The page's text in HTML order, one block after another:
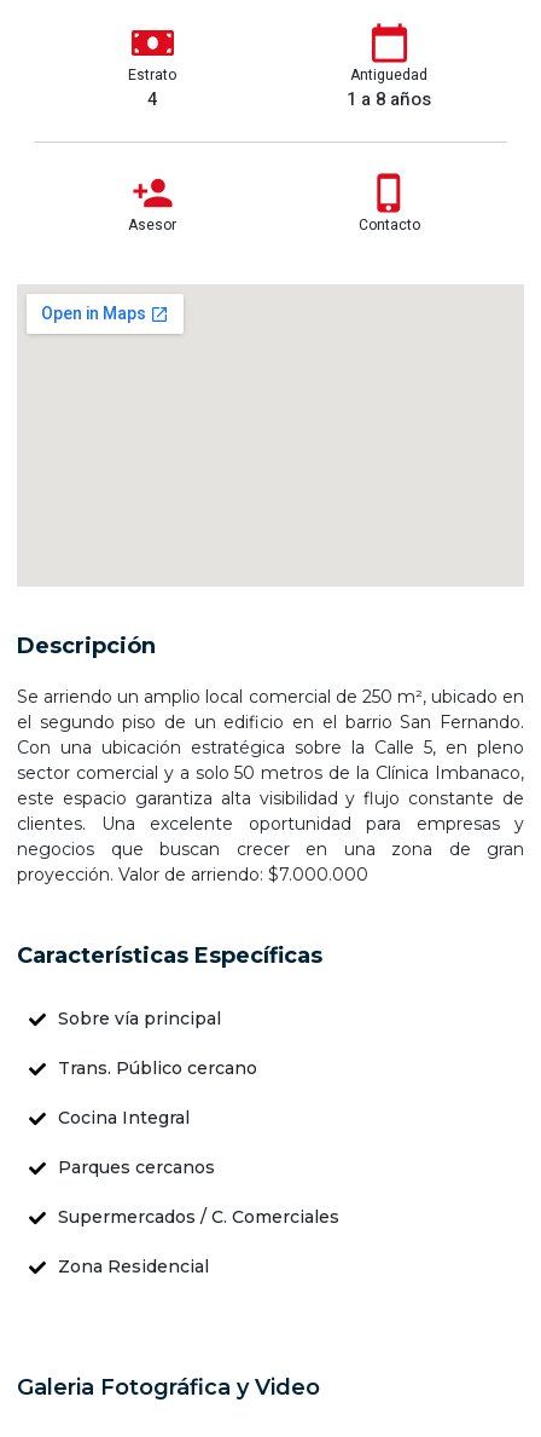
Estrato
4
Antiguedad
1 a 8 años
Asesor Contacto
Descripción
Se arriendo un amplio local comercial de 250 m², ubicado en
el segundo piso de un edificio en el barrio San Fernando.
Con una ubicación estratégica sobre la Calle 5, en pleno
sector comercial y a solo 50 metros de la Clínica Imbanaco,
este espacio garantiza alta visibilidad y flujo constante de
clientes. Una excelente oportunidad para empresas y
negocios que buscan crecer en una zona de gran
proyección. Valor de arriendo: $7.000.000
Características Específicas
Sobre vía principal
Trans. Público cercano
Cocina Integral
Parques cercanos
Supermercados / C. Comerciales
Zona Residencial
Galeria Fotográfica y Video